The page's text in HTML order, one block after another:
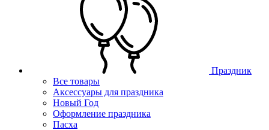
Праздник
Все товары
Аксессуары для праздника
Новый Год
Оформление праздника
Пасха